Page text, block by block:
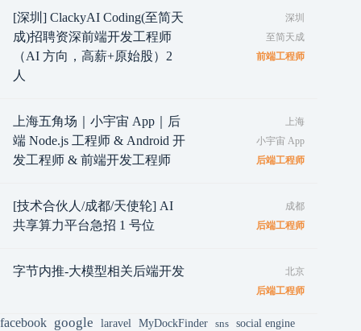
[深圳] ClackyAI Coding(至简天
成)招聘资深前端开发工程师
（AI 方向，高薪+原始股）2
人
深圳
至简天成
前端工程师
上海五角场｜小宇宙 App｜后
端 Node.js 工程师 & Android 开
发工程师 & 前端开发工程师
上海
小宇宙 App
后端工程师
[技术合伙人/成都/天使轮] AI
共享算力平台急招 1 号位
成都
后端工程师
字节内推-大模型相关后端开发
北京
后端工程师
facebook google laravel MyDockFinder sns social engine